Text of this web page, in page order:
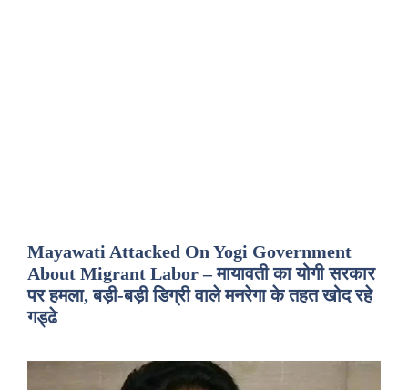
Mayawati Attacked On Yogi Government
About Migrant Labor – मायावती का योगी सरकार
पर हमला, बड़ी-बड़ी डिग्री वाले मनरेगा के तहत खोद रहे
गड्ढे